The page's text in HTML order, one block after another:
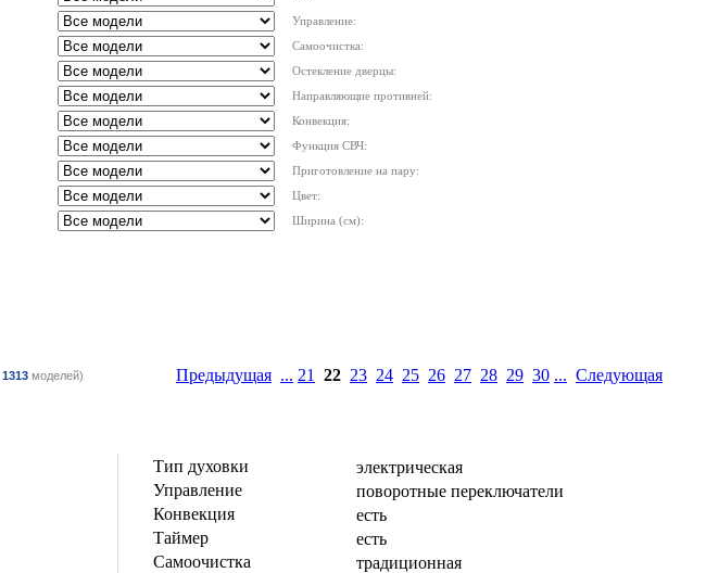
Управление:
Самоочистка:
Остекление дверцы:
Направляющие противней:
Конвекция:
Функция СВЧ:
Приготовление на пару:
Цвет:
Ширина (см):
1313 моделей) Предыдущая ... 21 22 23 24 25 26 27 28 29 30 ... Следующая
Тип духовки
электрическая
Управление
поворотные переключатели
Конвекция
есть
Таймер
есть
Самоочистка
традиционная